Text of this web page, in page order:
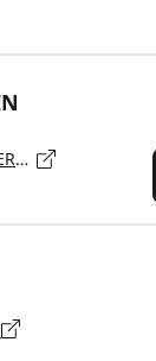
4 Avenue de l'Industrie, 19210 LUBERSAC